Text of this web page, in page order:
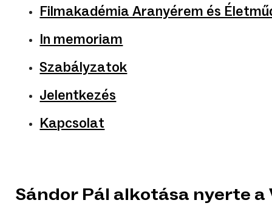
Filmakadémia Aranyérem és
In memoriam
Szabályzatok
Jelentkezés
Kapcsolat
Sándor Pál alkotása nyerte